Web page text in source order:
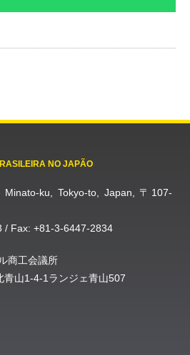
NO JAPÃO
Minato-ku, Tokyo-to, Japan, 〒107-
/ Fax: +81-3-6447-2834
商工会議所
山1-4-1ランジェ青山507